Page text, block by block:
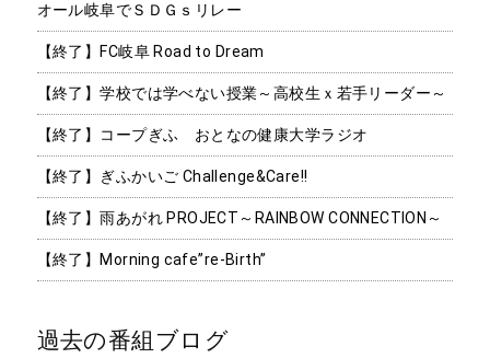
オール岐阜でＳＤＧｓリレー
【終了】FC岐阜 Road to Dream
【終了】学校では学べない授業～高校生ｘ若手リーダー～
【終了】コープぎふ おとなの健康大学ラジオ
【終了】ぎふかいご Challenge&Care!!
【終了】雨あがれ PROJECT～RAINBOW CONNECTION～
【終了】Morning cafe”re-Birth”
過去の番組ブログ